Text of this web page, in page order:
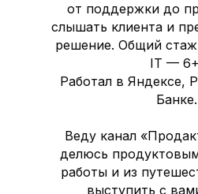
от поддержки до
слышать клиента и
решение. Общий стаж
IT —
Работал в Яндексе,
Банке.
Веду канал
делюсь
работы и из
выступить с